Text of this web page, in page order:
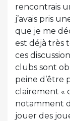
rencontrais
j’avais pris
que je me
est déjà très
ces
clubs sont
peine d’être
clairement «
notamment
jouer des